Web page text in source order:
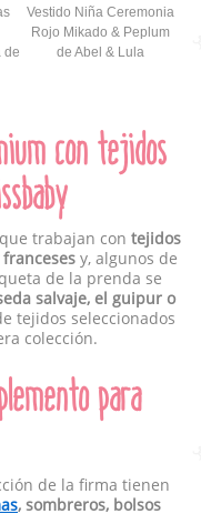
de
Vestido Niña Ceremonia
Rojo Mikado & Peplum
de Abel & Lula
con tejidos
trabajan con tejidos
y, algunos de
de la prenda se
salvaje, el guipur o
tejidos seleccionados
colección.
para
de la firma tienen
, sombreros, bolsos